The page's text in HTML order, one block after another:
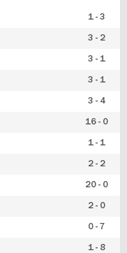
1 - 3
3 - 2
3 - 1
3 - 1
3 - 4
16 - 0
1 - 1
2 - 2
20 - 0
2 - 0
0 - 7
1 - 8